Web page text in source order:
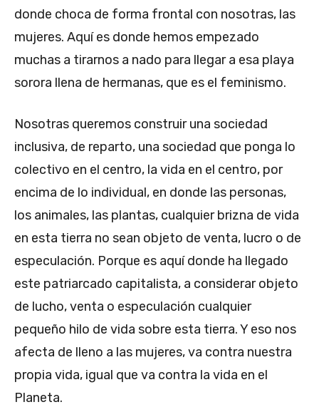
donde choca de forma frontal con nosotras, las
mujeres. Aquí es donde hemos empezado
muchas a tirarnos a nado para llegar a esa playa
sorora llena de hermanas, que es el feminismo.
Nosotras queremos construir una sociedad
inclusiva, de reparto, una sociedad que ponga lo
colectivo en el centro, la vida en el centro, por
encima de lo individual, en donde las personas,
los animales, las plantas, cualquier brizna de vida
en esta tierra no sean objeto de venta, lucro o de
especulación. Porque es aquí donde ha llegado
este patriarcado capitalista, a considerar objeto
de lucho, venta o especulación cualquier
pequeño hilo de vida sobre esta tierra. Y eso nos
afecta de lleno a las mujeres, va contra nuestra
propia vida, igual que va contra la vida en el
Planeta.